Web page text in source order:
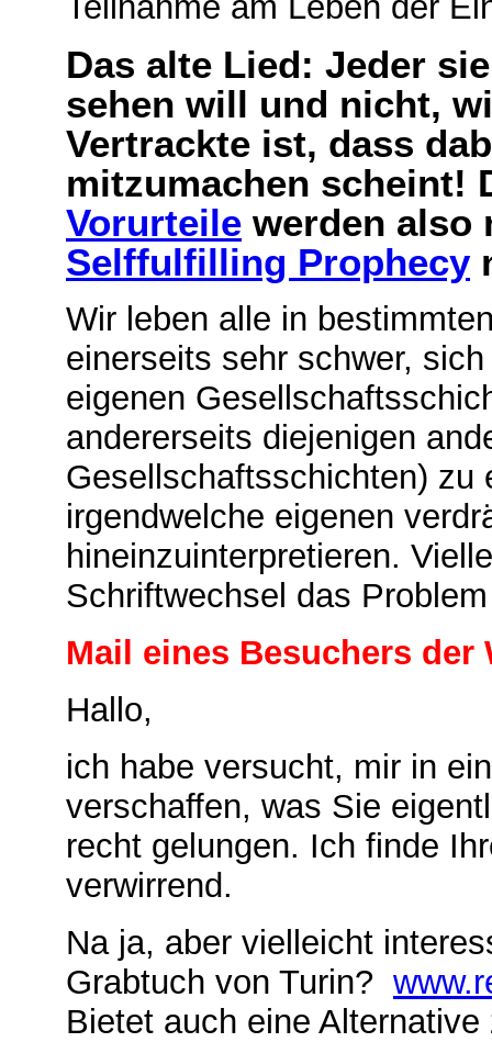
Das alte Lied: Jeder
sehen will und nicht,
Vertrackte ist, dass
mitzumachen scheint!
Vorurteile werden also
Selffulfilling Prophecy
Wir leben alle in
einerseits sehr schwer,
eigenen
andererseits diejenigen
Gesellschaftsschichten) zu
irgendwelche eigenen
hineinzuinterpretieren.
Schriftwechsel das
Mail eines Besuchers der
Hallo,
ich habe versucht, mir in
verschaffen, was Sie
recht gelungen. Ich finde
verwirrend.
Na ja, aber vielleicht
Grabtuch von Turin?
Bietet auch eine